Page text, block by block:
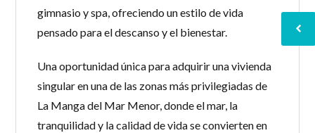
gimnasio y spa, ofreciendo un estilo de vida
pensado para el descanso y el bienestar.
Una oportunidad única para adquirir una vivienda
singular en una de las zonas más privilegiadas de
La Manga del Mar Menor, donde el mar, la
tranquilidad y la calidad de vida se convierten en